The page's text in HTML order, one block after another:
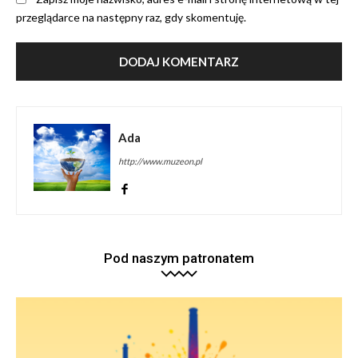
przeglądarce na następny raz, gdy skomentuję.
Ada
http://www.muzeon.pl
Pod naszym patronatem